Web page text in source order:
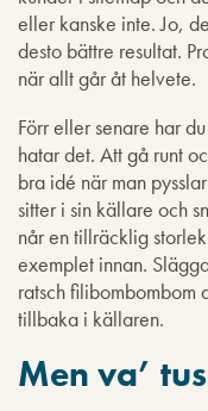
eller kanske inte. Jo,
desto bättre resultat.
när allt går åt helvete.
Förr eller senare har
hatar det. Att gå runt
bra idé när man
sitter i sin källare och
når en tillräcklig
exemplet innan.
ratsch filibombombom
tillbaka i källaren.
Men va’